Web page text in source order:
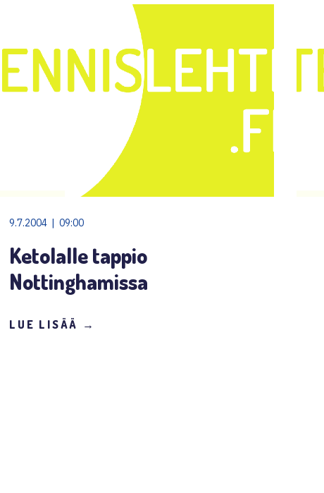
9.7.2004 | 09:00
Ketolalle tappio
Nottinghamissa
LUE LISÄÄ →